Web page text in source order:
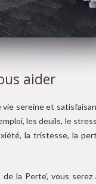
aider
sereine et
les deuils, le
la tristesse, la
la Perte’, vous